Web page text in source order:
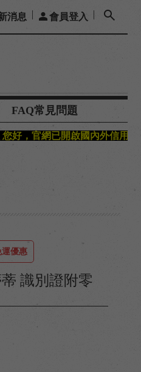
消息 會員登入
FAQ常見問題
啟國內外信用卡支付功能，感
識別證附零
運優惠